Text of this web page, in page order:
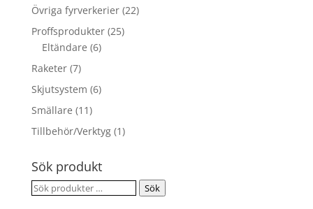
Övriga fyrverkerier (22)
Proffsprodukter (25)
Eltändare (6)
Raketer (7)
Skjutsystem (6)
Smällare (11)
Tillbehör/Verktyg (1)
Sök produkt
Sök
Sök